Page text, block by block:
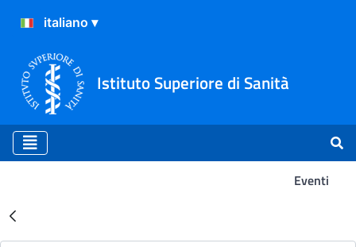
Istituto Superiore di Sanità
Eventi
Risultati della Ricerca -